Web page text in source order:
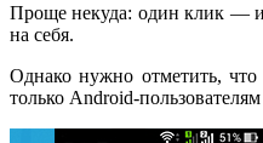
Проще некуда: один клик —
на себя.
Однако нужно отметить,
только Android-